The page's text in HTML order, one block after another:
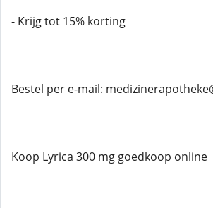
- Krijg tot 15% korting
Bestel per e-mail:
Koop Lyrica 300 mg goedkoop online